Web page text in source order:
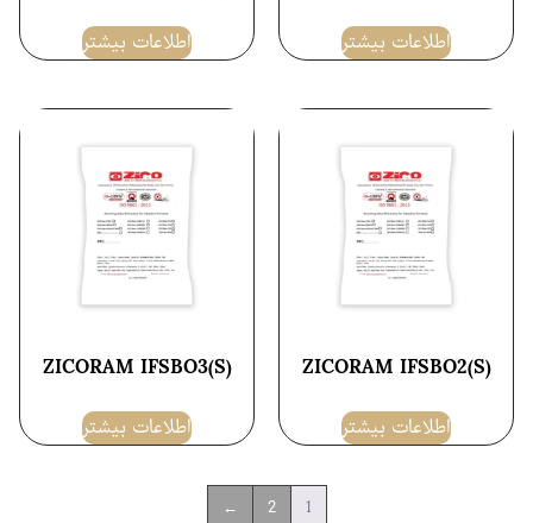
اطلاعات بیشتر اطلاعات بیشتر
ZICORAM IFSBO2(S)
اطلاعات بیشتر
ZICORAM IFSBO3(S)
اطلاعات بیشتر
1
2
←